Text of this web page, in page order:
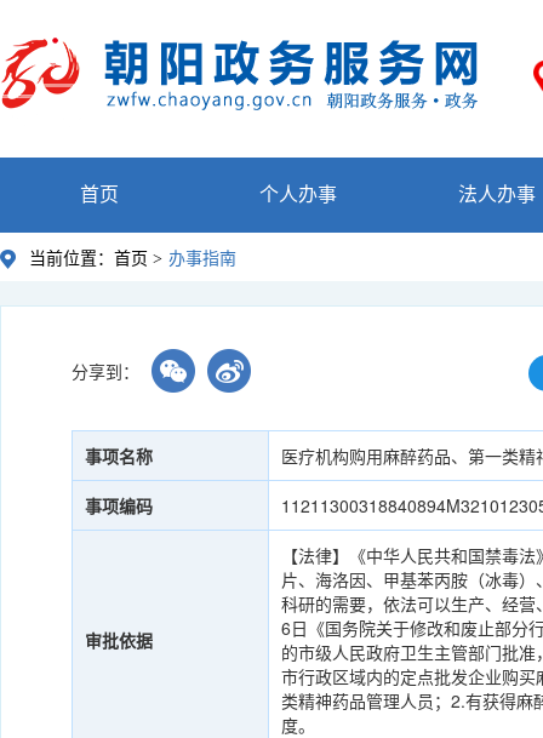
首页 个人办事 法人办事
当前位置： 首页 > 办事指南
分享到：
事项名称 医疗机构购用麻醉药品、第一类
事项编码
审批依据
【法律】《中华人民共和国禁毒
片、海洛因、甲基苯丙胺（冰毒
科研的需要，依法可以生产、经
6日《国务院关于修改和废止部分
的市级人民政府卫生主管部门批
市行政区域内的定点批发企业购
类精神药品管理人员；2.有获得
度。